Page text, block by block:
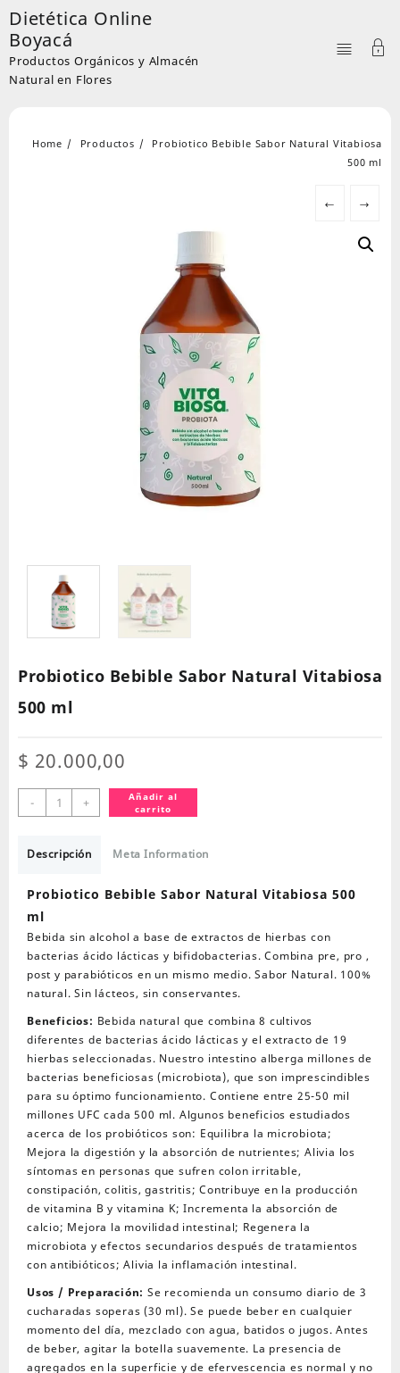
Skip
to
content
Dietética Online
Boyacá
Productos Orgánicos y Almacén
Natural en Flores
Home Productos
Probiotico Bebible Sabor Natural Vitabiosa
500 ml
← →
Probiotico Bebible Sabor Natural Vitabiosa
500 ml
$ 20.000,00
-
Probiotico
Bebible
Natural
500
+
Añadir al
carrito
Descripción Meta Information
Probiotico Bebible Sabor Natural Vitabiosa 500
ml
Bebida sin alcohol a base de extractos de hierbas con
bacterias ácido lácticas y bifidobacterias. Combina pre, pro ,
post y parabióticos en un mismo medio. Sabor Natural. 100%
natural. Sin lácteos, sin conservantes.
Beneficios: Bebida natural que combina 8 cultivos
diferentes de bacterias ácido lácticas y el extracto de 19
hierbas seleccionadas. Nuestro intestino alberga millones de
bacterias beneficiosas (microbiota), que son imprescindibles
para su óptimo funcionamiento. Contiene entre 25-50 mil
millones UFC cada 500 ml. Algunos beneficios estudiados
acerca de los probióticos son: Equilibra la microbiota;
Mejora la digestión y la absorción de nutrientes; Alivia los
síntomas en personas que sufren colon irritable,
constipación, colitis, gastritis; Contribuye en la producción
de vitamina B y vitamina K; Incrementa la absorción de
calcio; Mejora la movilidad intestinal; Regenera la
microbiota y efectos secundarios después de tratamientos
con antibióticos; Alivia la inflamación intestinal.
Usos / Preparación: Se recomienda un consumo diario de 3
cucharadas soperas (30 ml). Se puede beber en cualquier
momento del día, mezclado con agua, batidos o jugos. Antes
de beber, agitar la botella suavemente. La presencia de
agregados en la superficie y de efervescencia es normal y no